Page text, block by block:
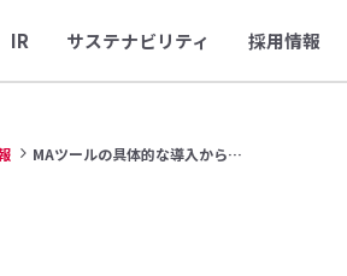
IR サステナビリティ 採用情報
MAツールの具体的な導入から運...